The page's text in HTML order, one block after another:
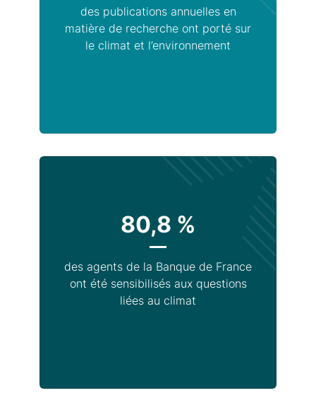
des publications annuelles en
matière de recherche ont porté sur
le climat et l’environnement
80,8 %
des agents de la Banque de France
ont été sensibilisés aux questions
liées au climat